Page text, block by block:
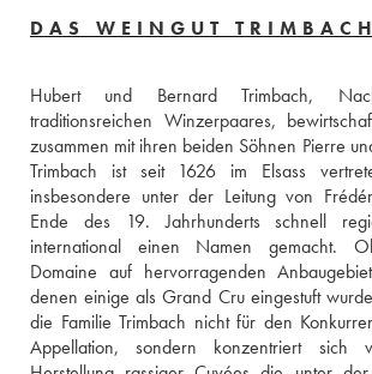
DAS WEINGUT TRIMBACH
Hubert und Bernard Trimbach,
traditionsreichen Winzerpaares,
zusammen mit ihren beiden Söhnen Pierre
Trimbach ist seit 1626 im Elsass
insbesondere unter der Leitung von
Ende des 19. Jahrhunderts schnell
international einen Namen gemacht.
Domaine auf hervorragenden
denen einige als Grand Cru eingestuft
die Familie Trimbach nicht für den
Appellation, sondern konzentriert sich